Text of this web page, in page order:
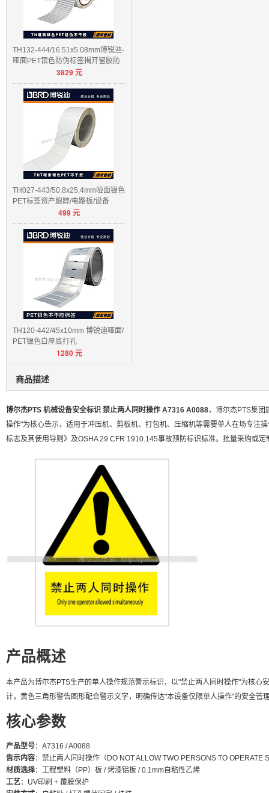
TH132-444/16.51x5.08mm博锐迪-
哑面PET银色防伪标签揭开留胶防
3829元
TH027-443/50.8x25.4mm哑面银色
PET标签资产跟踪/电路板/设备
499元
TH120-442/45x10mm 博锐迪哑面/
PET银色白厚底打孔
1280元
商品描述
博尔杰PTS 机械设备安全标识 禁止两人同时操作 A7316 A0088，博尔杰PTS集
操作"为核心告示，适用于冲压机、剪板机、打包机、压缩机等需要单人在场专注
标志及其使用导则》及OSHA 29 CFR 1910.145事故预防标识标准。批量采购或定
产品概述
本产品为博尔杰PTS生产的单人操作规范警示标识，以"禁止两人同时操作"为核
计，黄色三角形警告图形配合警示文字，明确传达"本设备仅限单人操作"的安全
核心参数
产品型号：A7316 / A0088
告示内容：禁止两人同时操作（DO NOT ALLOW TWO PERSONS TO OPERATE
材质选择：工程塑料（PP）板 / 烤漆铝板 / 0.1mm自粘性乙烯
工艺：UV印刷 + 覆膜保护